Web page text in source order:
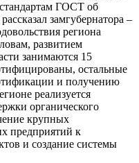
ГОСТ об
замгубернатора –
региона
развитием
занимаются 15
остальные
и получению
реализуется
органического
крупных
предприятий к
и создание системы